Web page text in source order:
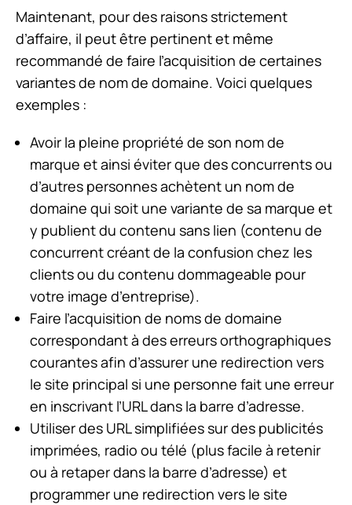
Maintenant, pour des raisons strictement
d’affaire, il peut être pertinent et même
recommandé de faire l’acquisition de certaines
variantes de nom de domaine. Voici quelques
exemples :
Avoir la pleine propriété de son nom de
marque et ainsi éviter que des concurrents ou
d’autres personnes achètent un nom de
domaine qui soit une variante de sa marque et
y publient du contenu sans lien (contenu de
concurrent créant de la confusion chez les
clients ou du contenu dommageable pour
votre image d’entreprise).
Faire l’acquisition de noms de domaine
correspondant à des erreurs orthographiques
courantes afin d’assurer une redirection vers
le site principal si une personne fait une erreur
en inscrivant l’URL dans la barre d’adresse.
Utiliser des URL simplifiées sur des publicités
imprimées, radio ou télé (plus facile à retenir
ou à retaper dans la barre d’adresse) et
programmer une redirection vers le site